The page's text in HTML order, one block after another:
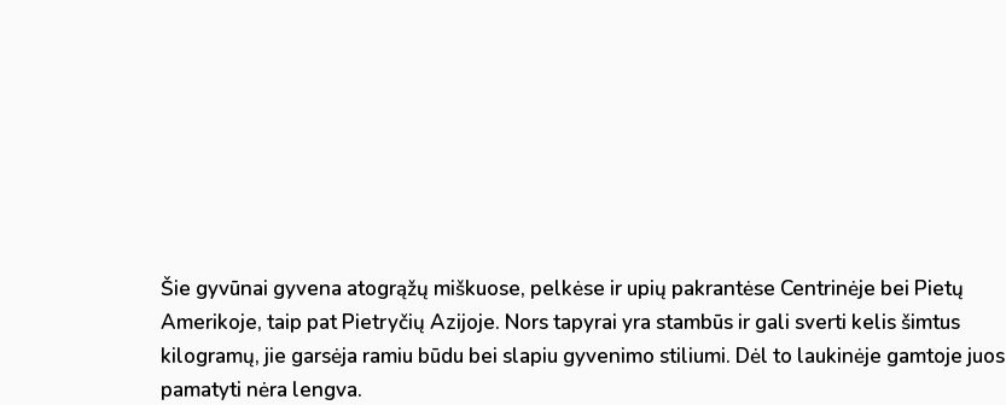
Šie gyvūnai gyvena atogrąžų miškuose, pelkėse ir upių pakrantėse Centrinėje bei Pietų
Amerikoje, taip pat Pietryčių Azijoje. Nors tapyrai yra stambūs ir gali sverti kelis šimtus
kilogramų, jie garsėja ramiu būdu bei slapiu gyvenimo stiliumi. Dėl to laukinėje gamtoje juos
pamatyti nėra lengva.